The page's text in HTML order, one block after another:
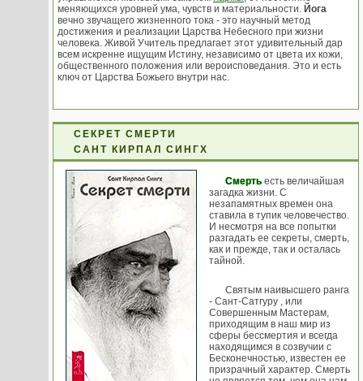
меняющихся уровней ума, чувств и материальности. Йога
вечно звучащего жизненного тока - это научный метод
достижения и реализации Царства Небесного при жизни
человека. Живой Учитель предлагает этот удивительный дар
всем искренне ищущим Истину, независимо от цвета их кожи,
общественного положения или вероисповедания. Это и есть
ключ от Царства Божьего внутри нас.
СЕКРЕТ СМЕРТИ
САНТ КИРПАЛ СИНГХ
Смерть есть величайшая
загадка жизни. С
незапамятных времен она
ставила в тупик человечество.
И несмотря на все попытки
разгадать ее секреты, смерть,
как и прежде, так и осталась
тайной.
Святым наивысшего ранга
- Сант-Сатгуру , или
Совершенным Мастерам,
приходящим в наш мир из
сферы бессмертия и всегда
находящимся в созвучии с
Бесконечностью, известен ее
призрачный характер. Смерть